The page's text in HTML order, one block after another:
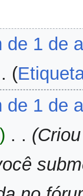
de 1 de
de 1 de